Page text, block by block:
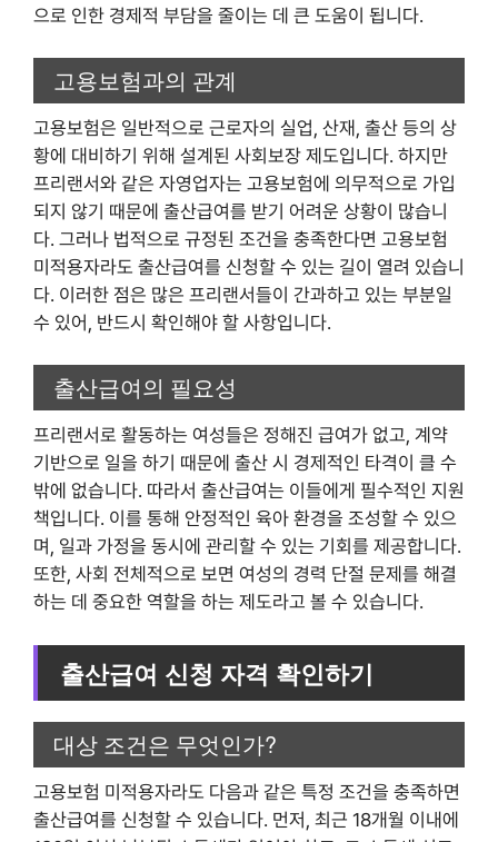
으로 인한 경제적 부담을 줄이는 데 큰 도움이 됩니다.
고용보험과의 관계
고용보험은 일반적으로 근로자의 실업, 산재, 출산 등의 상
황에 대비하기 위해 설계된 사회보장 제도입니다. 하지만
프리랜서와 같은 자영업자는 고용보험에 의무적으로 가입
되지 않기 때문에 출산급여를 받기 어려운 상황이 많습니
다. 그러나 법적으로 규정된 조건을 충족한다면 고용보험
미적용자라도 출산급여를 신청할 수 있는 길이 열려 있습니
다. 이러한 점은 많은 프리랜서들이 간과하고 있는 부분일
수 있어, 반드시 확인해야 할 사항입니다.
출산급여의 필요성
프리랜서로 활동하는 여성들은 정해진 급여가 없고, 계약
기반으로 일을 하기 때문에 출산 시 경제적인 타격이 클 수
밖에 없습니다. 따라서 출산급여는 이들에게 필수적인 지원
책입니다. 이를 통해 안정적인 육아 환경을 조성할 수 있으
며, 일과 가정을 동시에 관리할 수 있는 기회를 제공합니다.
또한, 사회 전체적으로 보면 여성의 경력 단절 문제를 해결
하는 데 중요한 역할을 하는 제도라고 볼 수 있습니다.
출산급여 신청 자격 확인하기
대상 조건은 무엇인가?
고용보험 미적용자라도 다음과 같은 특정 조건을 충족하면
출산급여를 신청할 수 있습니다. 먼저, 최근 18개월 이내에